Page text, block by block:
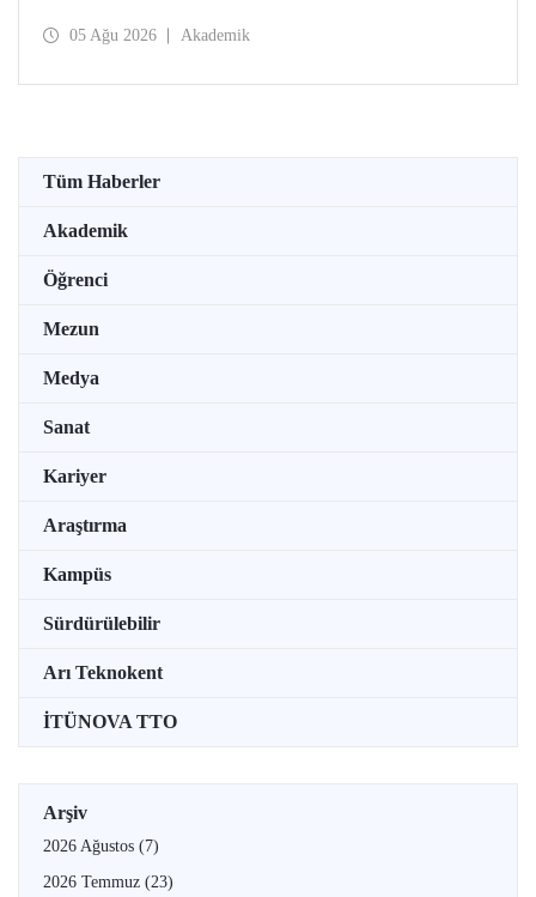
Koşullarına Bağlı Mikrolif Salımı: Aşınma, UV Maruziyeti
05 Ağu 2026 Akademik
Tüm Haberler
Akademik
Öğrenci
Mezun
Medya
Sanat
Kariyer
Araştırma
Kampüs
Sürdürülebilir
Arı Teknokent
İTÜNOVA TTO
Arşiv
2026 Ağustos (7)
2026 Temmuz (23)